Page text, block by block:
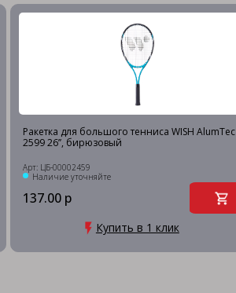
Ракетка для большого тенниса WISH AlumTec
2599 26’’, бирюзовый
Арт: ЦБ-00002459
Наличие уточняйте
137.00 р
Купить в 1 клик